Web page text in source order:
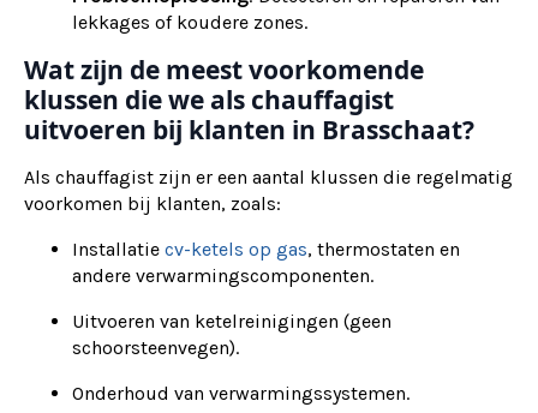
lekkages of koudere zones.
Wat zijn de meest voorkomende
klussen die we als chauffagist
uitvoeren bij klanten in Brasschaat?
Als chauffagist zijn er een aantal klussen die regelmatig
voorkomen bij klanten, zoals:
Installatie cv-ketels op gas, thermostaten en
andere verwarmingscomponenten.
Uitvoeren van ketelreinigingen (geen
schoorsteenvegen).
Onderhoud van verwarmingssystemen.